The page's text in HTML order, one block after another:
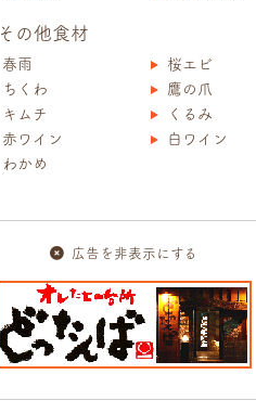
その他食材
春雨
桜エビ
ちくわ
鷹の爪
キムチ
くるみ
赤ワイン
白ワイン
わかめ
広告を非表示にする